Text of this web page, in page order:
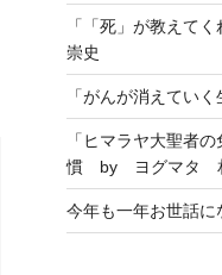
「「死」が教えて
崇史
「がんが消えてい
「ヒマラヤ大聖者
慣 by ヨグマタ
今年も一年お世話に